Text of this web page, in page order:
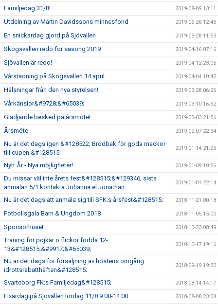
Familjedag 31/8! 2019-08-09 13:11
Utdelning av Martin Davidssons minnesfond 2019-06-26 12:45
En snickardag gjord på Sjövallen 2019-05-28 11:53
Skogsvallen redo för säsong 2019 2019-04-16 07:16
Sjövallen är redo! 2019-04-12 23:05
Vårstädning på Skogsvallen 14 april 2019-04-04 10:42
Hälsningar från den nya styrelsen! 2019-03-28 06:26
Vårkänslor&#9728;&#65039; 2019-03-10 16:52
Glädjande besked på årsmötet 2019-03-03 21:56
Årsmöte 2019-02-07 22:34
Nu är det dags igen &#128522; Brödbak för goda mackor
till cupen &#128515;
2019-01-14 21:25
Nytt År - Nya möjligheter! 2019-01-09 18:56
Du missar väl inte årets fest&#128515;&#129346; sista
anmälan 5/1 kontakta Johanna el Jonathan
2019-01-01 22:14
Nu är det dags att anmäla sig till SFK:s årsfest&#128515; 2018-11-21 00:18
Fotbollsgala Barn & Ungdom 2018 2018-11-05 15:00
Sponsorhuset 2018-10-23 08:49
Träning för pojkar o flickor födda 12-
13&#128515;&#9917;&#65039;
2018-10-17 19:16
Nu är det dags för försäljning av höstens omgång
idrottsrabatthäften&#128515;
2018-09-19 19:30
Svarteborg FK:s Familjedag&#128515; 2018-08-14 14:17
Fixardag på Sjövallen lördag 11/8 9.00-14.00 2018-08-08 23:08